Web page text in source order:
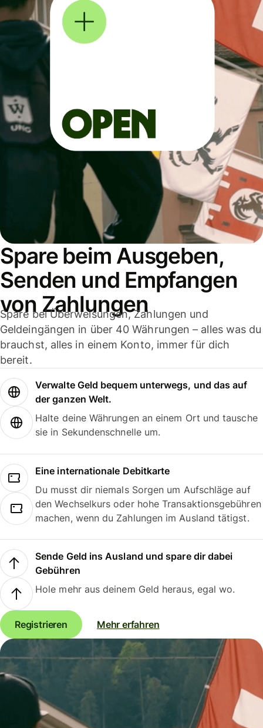
Spare beim Ausgeben,
Senden und Empfangen
von Zahlungen
Spare bei Überweisungen, Zahlungen und
Geldeingängen in über 40 Währungen – alles was du
brauchst, alles in einem Konto, immer für dich
bereit.
Verwalte Geld bequem unterwegs, und das auf
der ganzen Welt.
Halte deine Währungen an einem Ort und tausche
sie in Sekundenschnelle um.
Eine internationale Debitkarte
Du musst dir niemals Sorgen um Aufschläge auf
den Wechselkurs oder hohe Transaktionsgebühren
machen, wenn du Zahlungen im Ausland tätigst.
Sende Geld ins Ausland und spare dir dabei
Gebühren
Hole mehr aus deinem Geld heraus, egal wo.
Registrieren Mehr erfahren